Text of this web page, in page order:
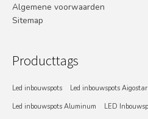
Algemene voorwaarden
Sitemap
Producttags
Led inbouwspots Led inbouwspots Aigostar
Led inbouwspots Aluminum
LED